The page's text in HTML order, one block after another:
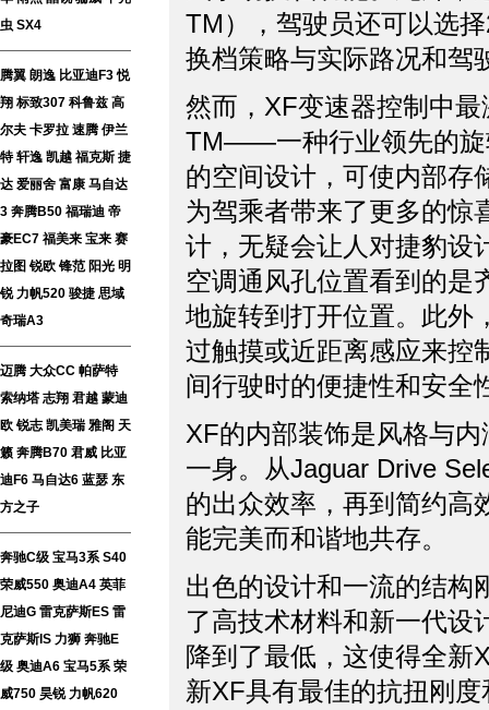
虫 SX4
腾翼 朗逸 比亚迪F3 悦
翔 标致307 科鲁兹 高
尔夫 卡罗拉 速腾 伊兰
特 轩逸 凯越 福克斯 捷
达 爱丽舍 富康 马自达
3 奔腾B50 福瑞迪 帝
豪EC7 福美来 宝来 赛
拉图 锐欧 锋范 阳光 明
锐 力帆520 骏捷 思域
奇瑞A3
迈腾 大众CC 帕萨特
索纳塔 志翔 君越 蒙迪
欧 锐志 凯美瑞 雅阁 天
籁 奔腾B70 君威 比亚
迪F6 马自达6 蓝瑟 东
方之子
奔驰C级 宝马3系 S40
荣威550 奥迪A4 英菲
尼迪G 雷克萨斯ES 雷
克萨斯IS 力狮 奔驰E
级 奥迪A6 宝马5系 荣
威750 昊锐 力帆620
TM），驾驶员还可以选
换档策略与实际路况和驾
然而，XF变速器控制中
TM——一种行业领先的旋
的空间设计，可使内部存
为驾乘者带来了更多的惊
计，无疑会让人对捷豹设
空调通风孔位置看到的是
地旋转到打开位置。此外
过触摸或近距离感应来控
间行驶时的便捷性和安全
XF的内部装饰是风格与
一身。从Jaguar Drive
的出众效率，再到简约高
能完美而和谐地共存。
出色的设计和一流的结构
了高技术材料和新一代设
降到了最低，这使得全新
新XF具有最佳的抗扭刚